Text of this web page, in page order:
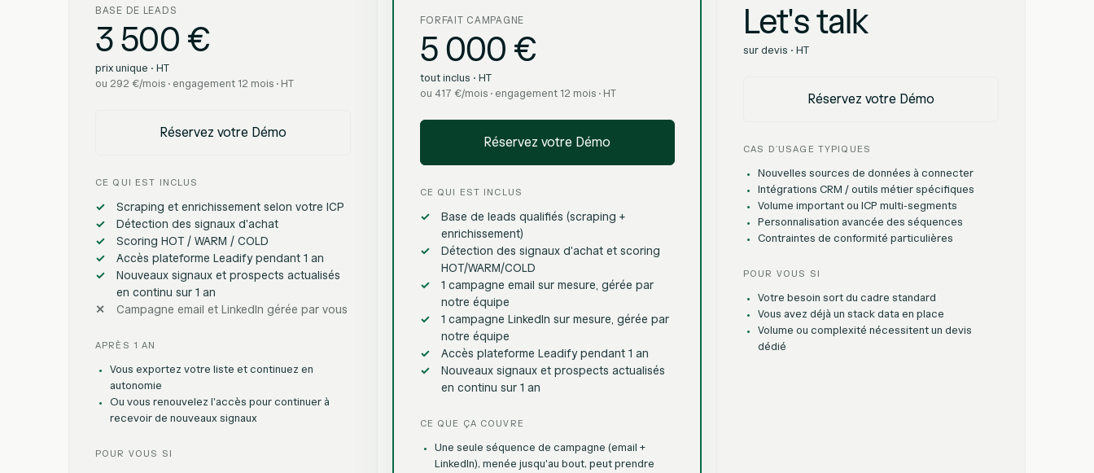
BASE DE LEADS
3 500 €
prix unique · HT
ou 292 €/mois · engagement 12 mois · HT
Réservez votre Démo
CE QUI EST INCLUS
Scraping et enrichissement selon votre ICP
Détection des signaux d'achat
Scoring HOT / WARM / COLD
Accès plateforme Leadify pendant 1 an
Nouveaux signaux et prospects actualisés
en continu sur 1 an
Campagne email et LinkedIn gérée par vous
APRÈS 1 AN
Vous exportez votre liste et continuez en
autonomie
Ou vous renouvelez l'accès pour continuer à
recevoir de nouveaux signaux
POUR VOUS SI
FORFAIT CAMPAGNE
5 000 €
tout inclus · HT
ou 417 €/mois · engagement 12 mois · HT
Réservez votre Démo
CE QUI EST INCLUS
Base de leads qualifiés (scraping +
enrichissement)
Détection des signaux d'achat et scoring
HOT/WARM/COLD
1 campagne email sur mesure, gérée par
notre équipe
1 campagne LinkedIn sur mesure, gérée par
notre équipe
Accès plateforme Leadify pendant 1 an
Nouveaux signaux et prospects actualisés
en continu sur 1 an
CE QUE ÇA COUVRE
Une seule séquence de campagne (email +
LinkedIn), menée jusqu'au bout, peut prendre
Let's talk
sur devis · HT
Réservez votre Démo
CAS D'USAGE TYPIQUES
Nouvelles sources de données à connecter
Intégrations CRM / outils métier spécifiques
Volume important ou ICP multi-segments
Personnalisation avancée des séquences
Contraintes de conformité particulières
POUR VOUS SI
Votre besoin sort du cadre standard
Vous avez déjà un stack data en place
Volume ou complexité nécessitent un devis
dédié